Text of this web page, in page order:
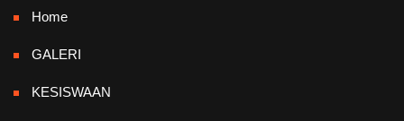
Home
GALERI
KESISWAAN